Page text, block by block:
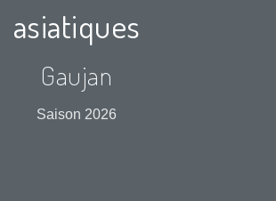
asiatiques
Gaujan
Saison 2026